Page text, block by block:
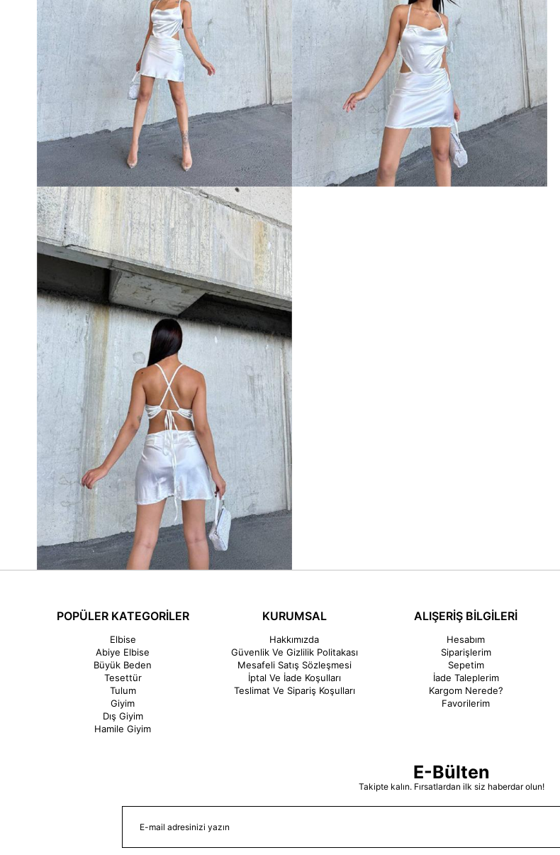
POPÜLER KATEGORİLER
Elbise
Abiye Elbise
Büyük Beden
Tesettür
Tulum
Giyim
Dış Giyim
Hamile Giyim
KURUMSAL
Hakkımızda
Güvenlik Ve Gizlilik Politakası
Mesafeli Satış Sözleşmesi
İptal Ve İade Koşulları
Teslimat Ve Sipariş Koşulları
ALIŞERİŞ BİLGİLERİ
Hesabım
Siparişlerim
Sepetim
İade Taleplerim
Kargom Nerede?
Favorilerim
E-Bülten
Takipte kalın. Fırsatlardan ilk siz haberdar olun!